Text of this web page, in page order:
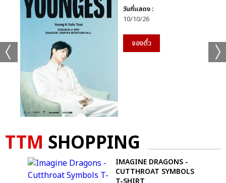
วันที่แสดง :
10/10/26
จองตั๋ว
TTM SHOPPING
IMAGINE DRAGONS -
CUTTHROAT SYMBOLS